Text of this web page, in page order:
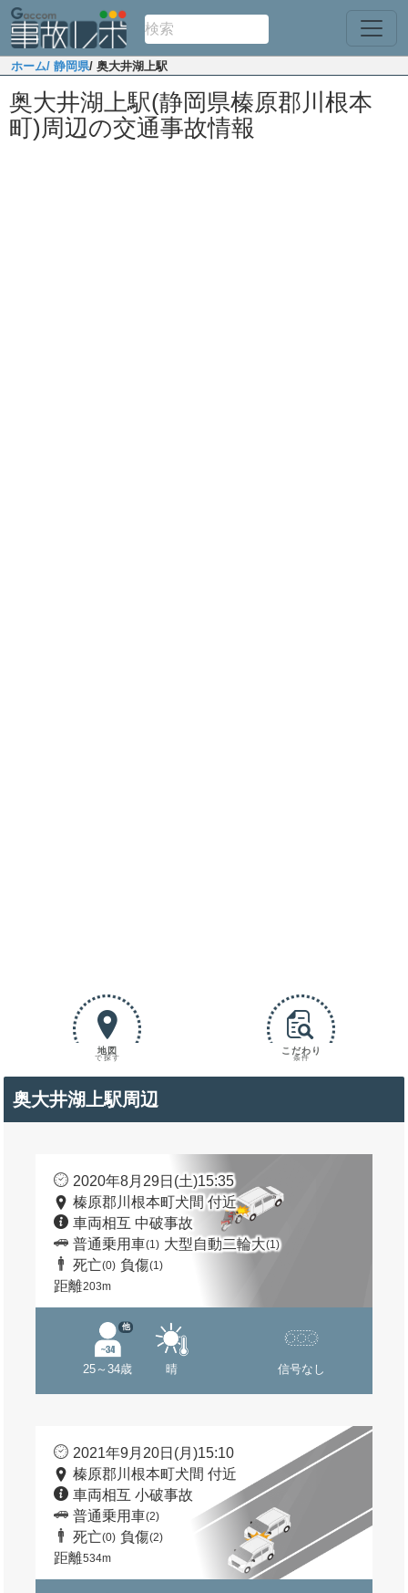
ホーム/ 静岡県/ 奥大井湖上駅
奥大井湖上駅(静岡県榛原郡川根本
町)周辺の交通事故情報
地図
で探す
こだわり
条件
奥大井湖上駅周辺
2020年8月29日(土)15:35
榛原郡川根本町犬間 付近
車両相互 中破事故
普通乗用車(1) 大型自動二輪大(1)
死亡(0) 負傷(1)
距離203m
25～34歳
他
晴 信号なし
2021年9月20日(月)15:10
榛原郡川根本町犬間 付近
車両相互 小破事故
普通乗用車(2)
死亡(0) 負傷(2)
距離534m